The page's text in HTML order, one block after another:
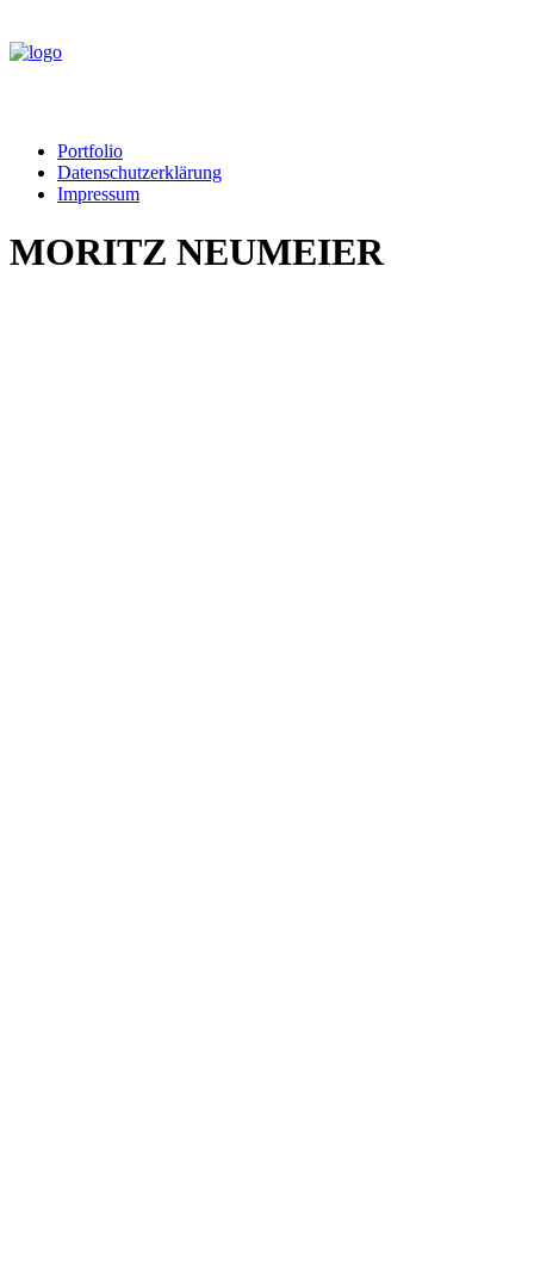
Portfolio
Datenschutzerklärung
Impressum
MORITZ NEUMEIER